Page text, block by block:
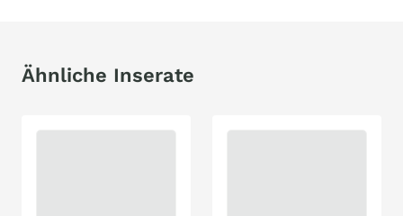
Ähnliche Inserate